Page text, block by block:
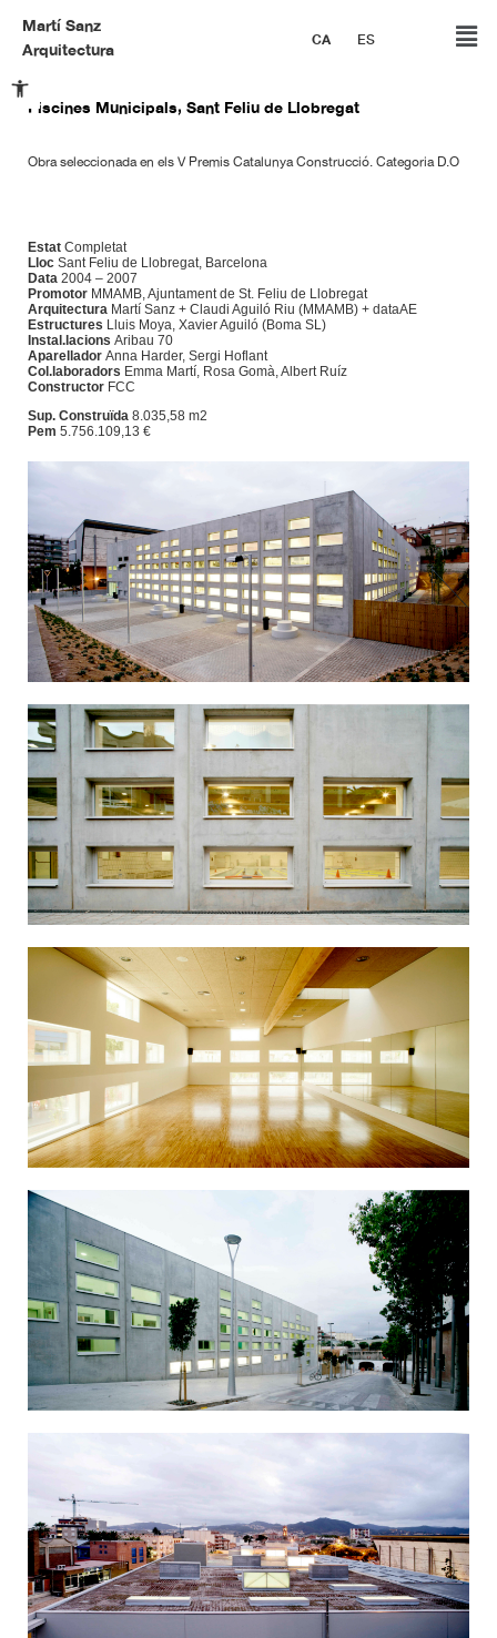
Obre la barra d'eines
Martí Sanz
Arquitectura
CA ES
Piscines Municipals, Sant Feliu de Llobregat
Obra seleccionada en els V Premis Catalunya Construcció. Categoria D.O
Estat Completat
Lloc Sant Feliu de Llobregat, Barcelona
Data 2004 – 2007
Promotor MMAMB, Ajuntament de St. Feliu de Llobregat
Arquitectura Martí Sanz + Claudi Aguiló Riu (MMAMB) + dataAE
Estructures Lluis Moya, Xavier Aguiló (Boma SL)
Instal.lacions Aribau 70
Aparellador Anna Harder, Sergi Hoflant
Col.laboradors Emma Martí, Rosa Gomà, Albert Ruíz
Constructor FCC
Sup. Construïda 8.035,58 m2
Pem 5.756.109,13 €